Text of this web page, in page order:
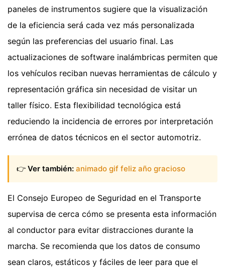
paneles de instrumentos sugiere que la visualización
de la eficiencia será cada vez más personalizada
según las preferencias del usuario final. Las
actualizaciones de software inalámbricas permiten que
los vehículos reciban nuevas herramientas de cálculo y
representación gráfica sin necesidad de visitar un
taller físico. Esta flexibilidad tecnológica está
reduciendo la incidencia de errores por interpretación
errónea de datos técnicos en el sector automotriz.
👉 Ver también: animado gif feliz año gracioso
El Consejo Europeo de Seguridad en el Transporte
supervisa de cerca cómo se presenta esta información
al conductor para evitar distracciones durante la
marcha. Se recomienda que los datos de consumo
sean claros, estáticos y fáciles de leer para que el